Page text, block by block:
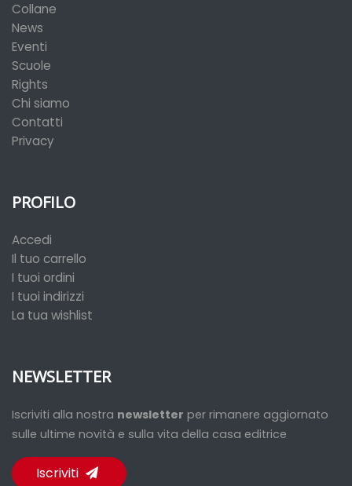
Collane
News
Eventi
Scuole
Rights
Chi siamo
Contatti
Privacy
PROFILO
Accedi
Il tuo carrello
I tuoi ordini
I tuoi indirizzi
La tua wishlist
NEWSLETTER
Iscriviti alla nostra newsletter per rimanere aggiornato
sulle ultime novità e sulla vita della casa editrice
Iscriviti